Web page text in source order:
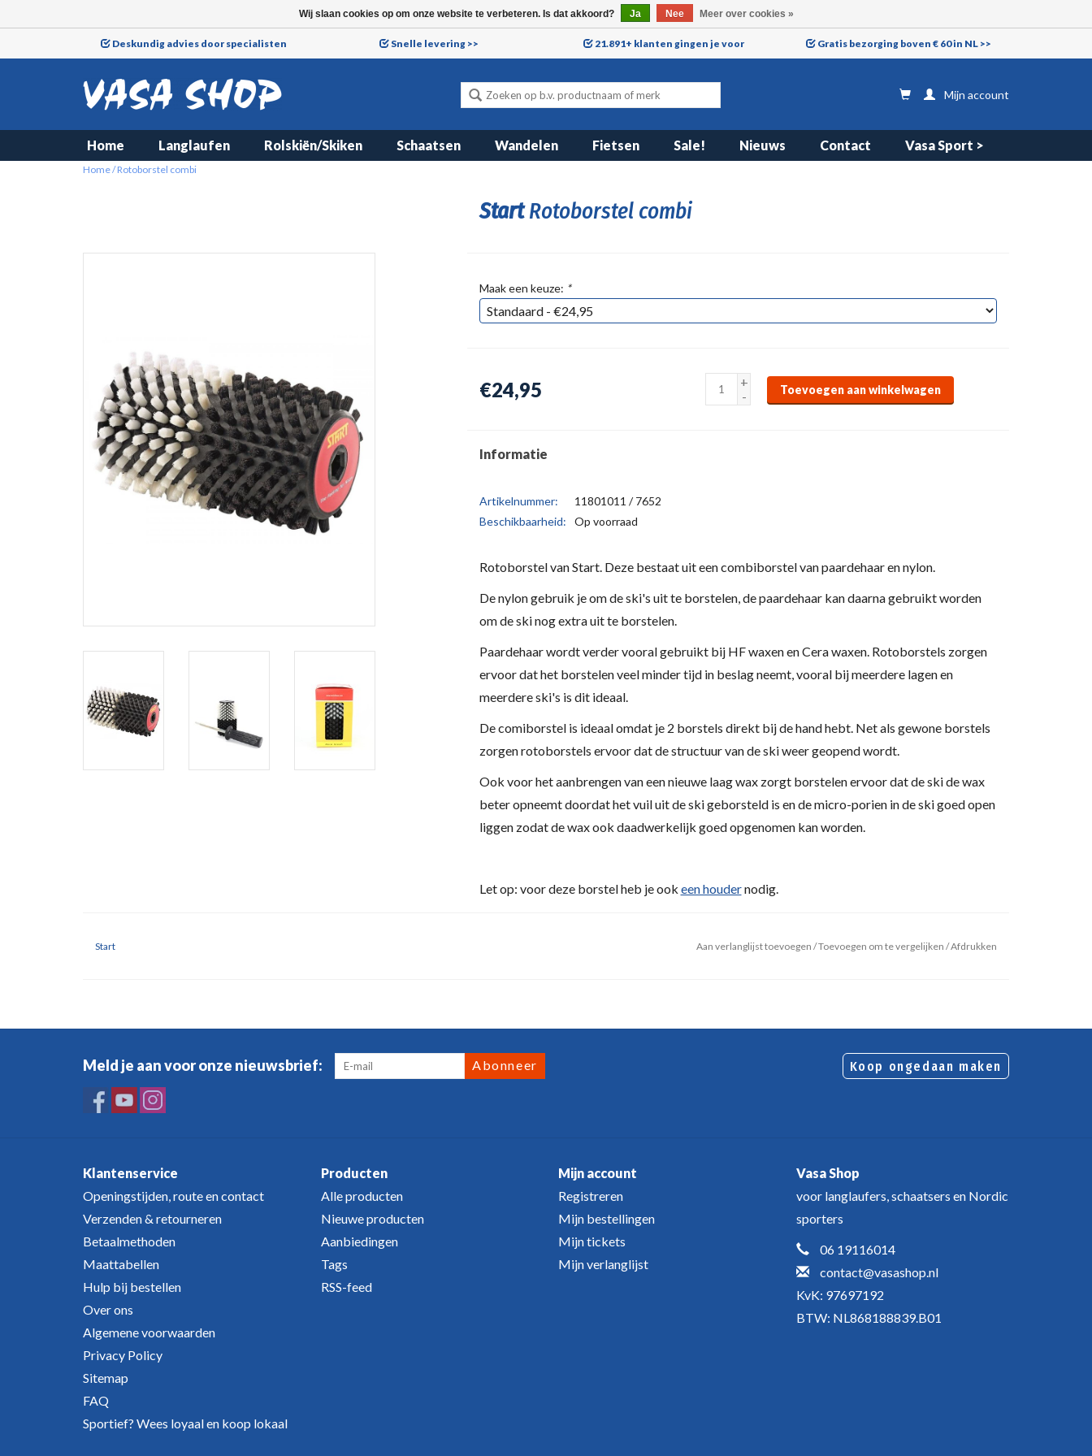
Deskundig advies door specialisten Snelle levering >> 21.891+ klanten gingen je voor Gratis bezorging boven € 60 in NL >>
Mijn account
Home Langlaufen Rolskiën/Skiken Schaatsen Wandelen Fietsen Sale! Nieuws Contact Vasa Sport >
Home/Rotoborstel combi
StartRotoborstel combi
Maak een keuze: *
€24,95
+
-
Toevoegen aan winkelwagen
Informatie
Artikelnummer:
11801011 / 7652
Beschikbaarheid:
Op voorraad
Rotoborstel van Start. Deze bestaat uit een combiborstel van paardehaar en nylon.
De nylon gebruik je om de ski's uit te borstelen, de paardehaar kan daarna gebruikt worden
om de ski nog extra uit te borstelen.
Paardehaar wordt verder vooral gebruikt bij HF waxen en Cera waxen. Rotoborstels zorgen
ervoor dat het borstelen veel minder tijd in beslag neemt, vooral bij meerdere lagen en
meerdere ski's is dit ideaal.
De comiborstel is ideaal omdat je 2 borstels direkt bij de hand hebt. Net als gewone borstels
zorgen rotoborstels ervoor dat de structuur van de ski weer geopend wordt.
Ook voor het aanbrengen van een nieuwe laag wax zorgt borstelen ervoor dat de ski de wax
beter opneemt doordat het vuil uit de ski geborsteld is en de micro-porien in de ski goed open
liggen zodat de wax ook daadwerkelijk goed opgenomen kan worden.
Let op: voor deze borstel heb je ook een houdernodig.
Start Aan verlanglijst toevoegen /Toevoegen om te vergelijken /Afdrukken
Meld je aan voor onze nieuwsbrief: Abonneer Koop ongedaan maken
Klantenservice
Openingstijden, route en contact
Verzenden & retourneren
Betaalmethoden
Maattabellen
Hulp bij bestellen
Over ons
Algemene voorwaarden
Privacy Policy
Sitemap
FAQ
Sportief? Wees loyaal en koop lokaal
Producten
Alle producten
Nieuwe producten
Aanbiedingen
Tags
RSS-feed
Mijn account
Registreren
Mijn bestellingen
Mijn tickets
Mijn verlanglijst
Vasa Shop
voor langlaufers, schaatsers en Nordic
sporters
06 19116014
contact@vasashop.nl
KvK: 97697192
BTW: NL868188839.B01
Wij slaan cookies op om onze website te verbeteren. Is dat akkoord? Ja Nee Meer over cookies »